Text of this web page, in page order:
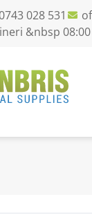
0743 028 531
&nbsp